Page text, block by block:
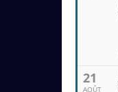
21
AOÛT